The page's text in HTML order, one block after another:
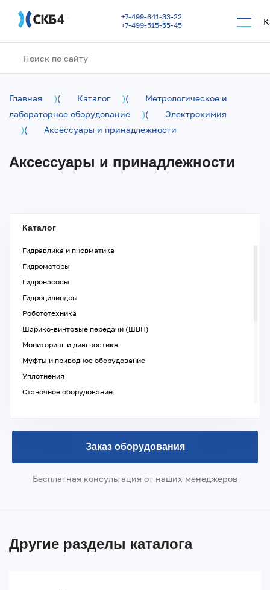
+7-499-641-33-22
+7-499-515-55-45
Главная )( Каталог )(
Метрологическое и
лабораторное оборудование
)(
Электрохимия
)( Аксессуары и принадлежности
Аксессуары и принадлежности
Каталог
Гидравлика и пневматика
Гидромоторы
Гидронасосы
Гидроцилиндры
Робототехника
Шарико-винтовые передачи (ШВП)
Мониторинг и диагностика
Муфты и приводное оборудование
Уплотнения
Станочное оборудование
Контрольное, измерительное оборудование
Подъемно-транспортное оборудование
Оборудование для автоматизации
Заказ оборудования
Бесплатная консультация от наших менеджеров
Другие разделы каталога